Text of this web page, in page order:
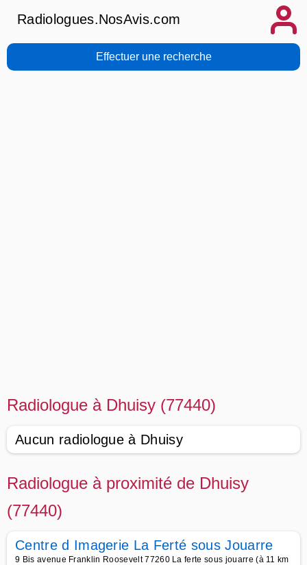
Radiologues.NosAvis.com
Effectuer une recherche
Radiologue à Dhuisy (77440)
Aucun radiologue à Dhuisy
Radiologue à proximité de Dhuisy
(77440)
Centre d Imagerie La Ferté sous Jouarre
9 Bis avenue Franklin Roosevelt 77260 La ferte sous jouarre (à 11 km